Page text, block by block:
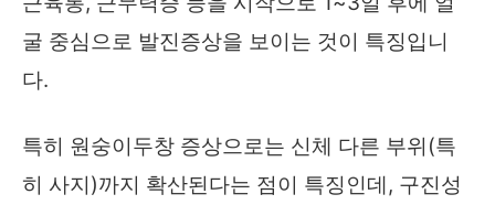
굴 중심으로 발진증상을 보이는 것이 특징입니
다.
특히 원숭이두창 증상으로는 신체 다른 부위(특
히 사지)까지 확산된다는 점이 특징인데, 구진성